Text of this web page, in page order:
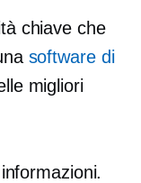
chiave che
software di
migliori